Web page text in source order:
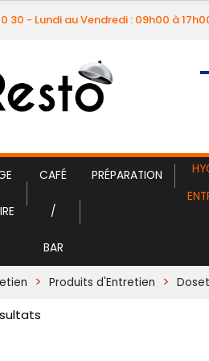
30 - Lundi au Vendredi : 09h00 à
CAFÉ
/
BAR
PRÉPARATION
Produits d'Entretien